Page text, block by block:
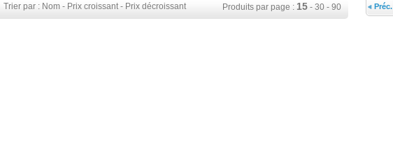
Trier par : Nom- Prix croissant- Prix décroissant Produits par page : 15- 30- 90 Préc.